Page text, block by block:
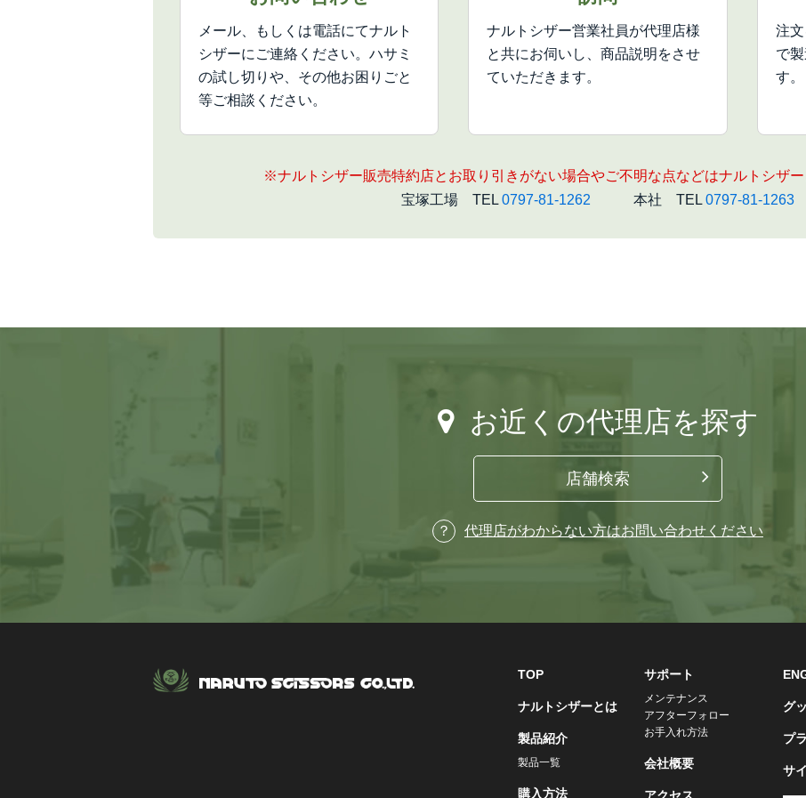
メール、もしくは電話にてナルト
シザーにご連絡ください。ハサミ
の試し切りや、その他お困りごと
等ご相談ください。
ナルトシザー営業社員が代理店様
と共にお伺いし、商品説明をさせ
ていただきます。
注
で
す。
※ナルトシザー販売特約店とお取り引きがない場合やご不明な点などはナルトシザー
宝塚工場 TEL 0797-81-1262 本社 TEL 0797-81-1263
お近くの代理店を探す
店舗検索
代理店がわからない方はお問い合わせください
TOP
ナルトシザーとは
製品紹介
製品一覧
購入方法
サポート
メンテナンス
アフターフォロー
お手入れ方法
会社概要
アクセス
グ
プ
サ